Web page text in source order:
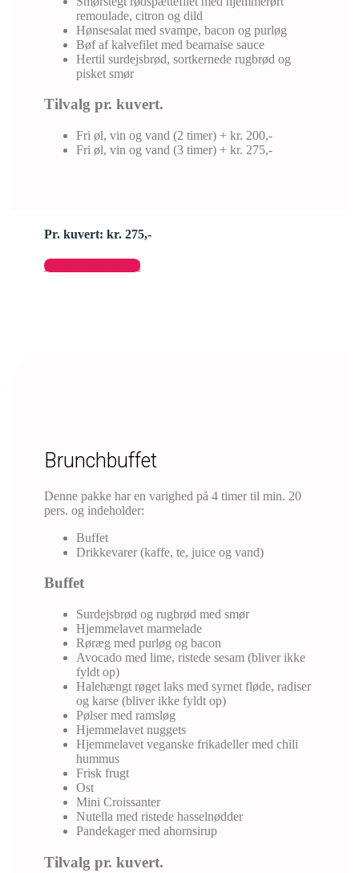
remoulade, citron og dild
Hønsesalat med svampe, bacon og purløg
Bøf af kalvefilet med bearnaise sauce
Hertil surdejsbrød, sortkernede rugbrød og
pisket smør
Tilvalg pr. kuvert.
Fri øl, vin og vand (2 timer) + kr. 200,-
Fri øl, vin og vand (3 timer) + kr. 275,-
Pr. kuvert: kr. 275,-
Send forespørgsel
Brunchbuffet
Denne pakke har en varighed på 4 timer til min. 20
pers. og indeholder:
Buffet
Drikkevarer (kaffe, te, juice og vand)
Buffet
Surdejsbrød og rugbrød med smør
Hjemmelavet marmelade
Røræg med purløg og bacon
Avocado med lime, ristede sesam (bliver ikke
fyldt op)
Halehængt røget laks med syrnet fløde, radiser
og karse (bliver ikke fyldt op)
Pølser med ramsløg
Hjemmelavet nuggets
Hjemmelavet veganske frikadeller med chili
hummus
Frisk frugt
Ost
Mini Croissanter
Nutella med ristede hasselnødder
Pandekager med ahornsirup
Tilvalg pr. kuvert.